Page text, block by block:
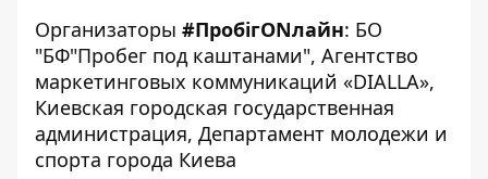
Организаторы #ПробігONлайн: БО
"БФ"Пробег под каштанами", Агентство
маркетинговых коммуникаций «DIALLA»,
Киевская городская государственная
администрация, Департамент молодежи и
спорта города Киева